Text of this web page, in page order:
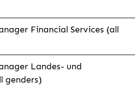
Financial Services (all
Landes- und
genders)